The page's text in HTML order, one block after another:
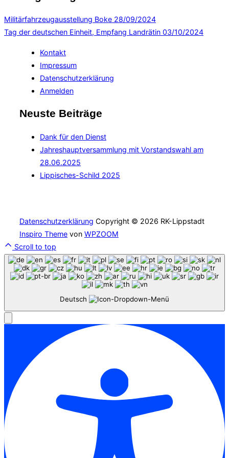
Militärfahrzeugausstellung Boke 28/09/2024
Tag der deutschen Einheit, Empfang Landrätin 03/10/2024
Kontakt
Impressum
Datenschutzerklärung
Anmelden
Neuste Beiträge
Dank für den Dienst
Jahreshauptversammlung mit Vorstandswahl am
28.06.2025
Lippisches-Schild 2025
Datenschutzerklärung Copyright © 2026 RK-Lippstadt
Inspiro Theme von WPZOOM
Scroll to top
Deutsch